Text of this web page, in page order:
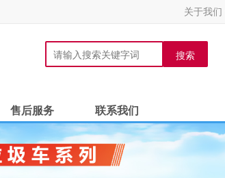
关于我们
搜索
售后服务 联系我们